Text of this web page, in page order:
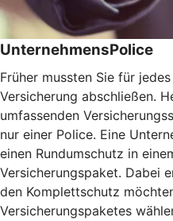
UnternehmensPolice
Früher mussten Sie für
Versicherung abschließen.
umfassenden
nur einer Police. Eine
einen Rundumschutz in
Versicherungspaket. Dabei
den Komplettschutz
Versicherungspaketes